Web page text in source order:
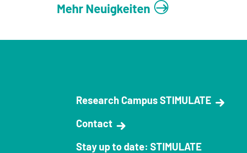
Mehr Neuigkeiten
Research Campus STIMULATE
Contact
Stay up to date: STIMULATE